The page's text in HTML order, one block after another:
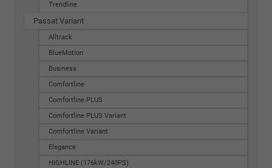
Trendline
Passat Variant
Alltrack
BlueMotion
Business
Comfortline
Comfortline PLUS
Comfortline PLUS Variant
Comfortline Variant
Elegance
HIGHLINE (176kW/240PS)